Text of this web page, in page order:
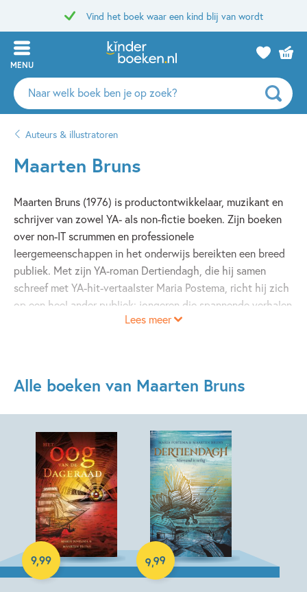
Vind het boek waar een kind blij van wordt
MENU
Zoeken
naar
auteurs
uitgevers
Auteurs & illustratoren
Maarten Bruns
Maarten Bruns (1976) is productontwikkelaar, muzikant en
schrijver van zowel YA- als non-fictie boeken. Zijn boeken
over non-IT scrummen en professionele
leergemeenschappen in het onderwijs bereikten een breed
publiek. Met zijn YA-roman Dertiendagh, die hij samen
schreef met YA-hit-vertaalster Maria Postema, richt hij zich
op een heel ander publiek: jongeren die spannende verhalen
willen lezen. Bruns zet zijn creatieve talenten in om mensen
Lees meer
Alle boeken van Maarten Bruns
9,99
E-book
9,99
E-book